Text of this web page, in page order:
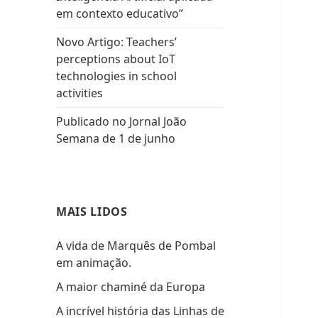
em contexto educativo”
Novo Artigo: Teachers’
perceptions about IoT
technologies in school
activities
Publicado no Jornal João
Semana de 1 de junho
MAIS LIDOS
A vida de Marquês de Pombal
em animação.
A maior chaminé da Europa
A incrível história das Linhas de